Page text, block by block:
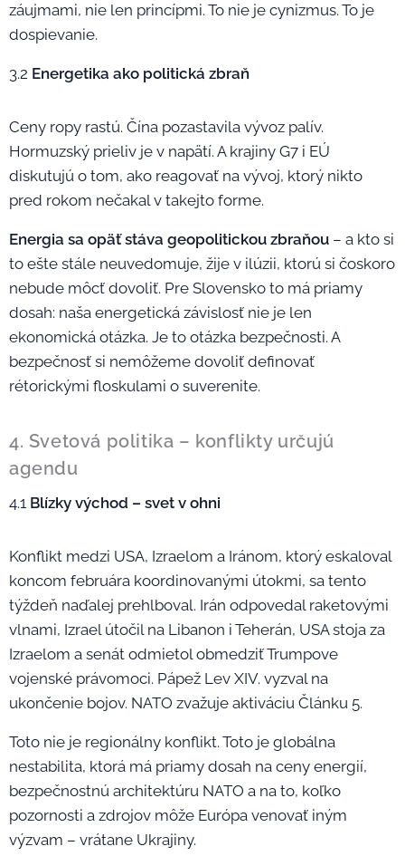
záujmami, nie len princípmi. To nie je cynizmus. To je
dospievanie.
3.2 Energetika ako politická zbraň
Ceny ropy rastú. Čína pozastavila vývoz palív.
Hormuzský prieliv je v napätí. A krajiny G7 i EÚ
diskutujú o tom, ako reagovať na vývoj, ktorý nikto
pred rokom nečakal v takejto forme.
Energia sa opäť stáva geopolitickou zbraňou – a kto si
to ešte stále neuvedomuje, žije v ilúzii, ktorú si čoskoro
nebude môcť dovoliť. Pre Slovensko to má priamy
dosah: naša energetická závislosť nie je len
ekonomická otázka. Je to otázka bezpečnosti. A
bezpečnosť si nemôžeme dovoliť definovať
rétorickými floskulami o suverenite.
4. Svetová politika – konflikty určujú
agendu
4.1 Blízky východ – svet v ohni
Konflikt medzi USA, Izraelom a Iránom, ktorý eskaloval
koncom februára koordinovanými útokmi, sa tento
týždeň naďalej prehlboval. Irán odpovedal raketovými
vlnami, Izrael útočil na Libanon i Teherán, USA stoja za
Izraelom a senát odmietol obmedziť Trumpove
vojenské právomoci. Pápež Lev XIV. vyzval na
ukončenie bojov. NATO zvažuje aktiváciu Článku 5.
Toto nie je regionálny konflikt. Toto je globálna
nestabilita, ktorá má priamy dosah na ceny energií,
bezpečnostnú architektúru NATO a na to, koľko
pozornosti a zdrojov môže Európa venovať iným
výzvam – vrátane Ukrajiny.